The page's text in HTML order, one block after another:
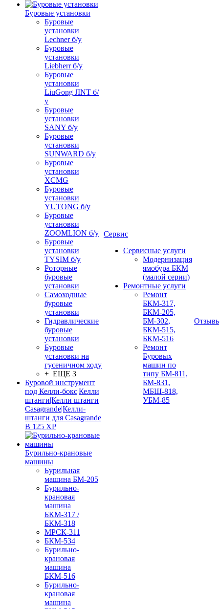
Буровые установки
Буровые
установки
Lechner б/у
Буровые
установки
Liebherr б/у
Буровые
установки
LiuGong JINT б/
у
Буровые
установки
SANY б/у
Буровые
установки
SUNWARD б/у
Буровые
установки
XCMG
Буровые
установки
YUTONG б/у
Буровые
установки
ZOOMLION б/у
Буровые
установки
TYSIM б/у
Роторные
буровые
установки
Самоходные
буровые
установки
Гидравлические
буровые
установки
Буровые
установки на
гусеничном ходу
+ ЕЩЕ 3
Буровой инструмент
под Келли-бокс|Келли
штанги|Келли штанги
Casagrande|Келли-
штанги для Casagrande
B 125 XP
Бурильно-крановые
машины
Бурильная
машина БМ-205
Бурильно-
крановая
машина
БКМ-317 /
БКМ-318
МРСК-311
БКМ-534
Бурильно-
крановая
машина
БКМ-516
Бурильно-
крановая
машина
Сервис
Сервисные услуги
Модернизация
ямобура БКМ
(малой серии)
Ремонтные услуги
Ремонт
БКМ-317,
БКМ-205,
БМ-302,
БКМ-515,
БКМ-516
Ремонт
Буровых
машин по
типу БМ-811,
БМ-831,
МБШ-818,
УБМ-85